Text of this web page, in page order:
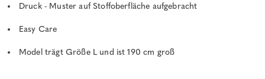
Druck - Muster auf Stoffoberfläche aufgebracht
Easy Care
Model trägt Größe L und ist 190 cm groß